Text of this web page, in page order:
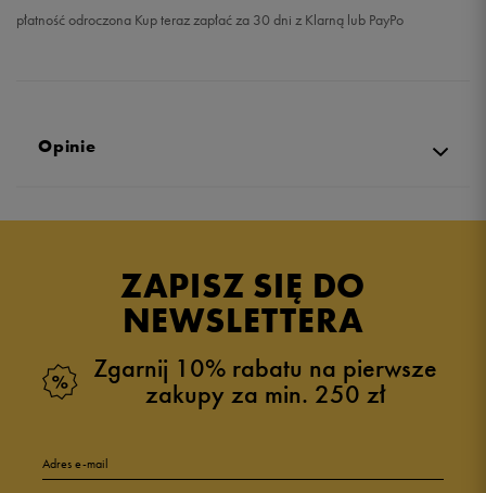
płatność odroczona Kup teraz zapłać za 30 dni z Klarną lub PayPo
Opinie
ZAPISZ SIĘ DO
NEWSLETTERA
Zgarnij 10% rabatu na pierwsze
zakupy za min. 250 zł
Adres e-mail